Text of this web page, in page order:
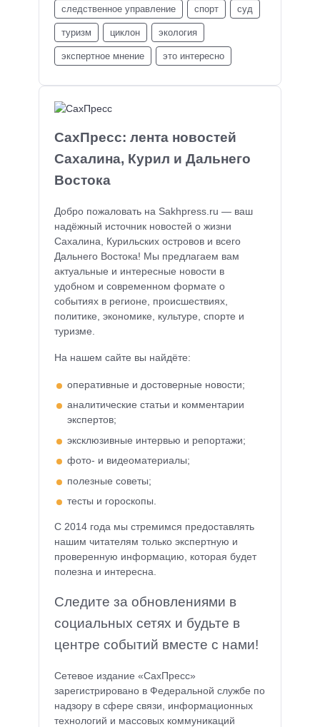
СахПресс: лента новостей
Сахалина, Курил и Дальнего
Востока
Добро пожаловать на Sakhpress.ru — ваш
надёжный источник новостей о жизни
Сахалина, Курильских островов и всего
Дальнего Востока! Мы предлагаем вам
актуальные и интересные новости в
удобном и современном формате о
событиях в регионе, происшествиях,
политике, экономике, культуре, спорте и
туризме.
На нашем сайте вы найдёте:
оперативные и достоверные новости;
аналитические статьи и комментарии
экспертов;
эксклюзивные интервью и репортажи;
фото- и видеоматериалы;
полезные советы;
тесты и гороскопы.
С 2014 года мы стремимся предоставлять
нашим читателям только экспертную и
проверенную информацию, которая будет
полезна и интересна.
Следите за обновлениями в
социальных сетях и будьте в
центре событий вместе с нами!
Сетевое издание «СахПресс»
зарегистрировано в Федеральной службе по
надзору в сфере связи, информационных
технологий и массовых коммуникаций
следственное управление спорт суд
туризм циклон экология
экспертное мнение это интересно